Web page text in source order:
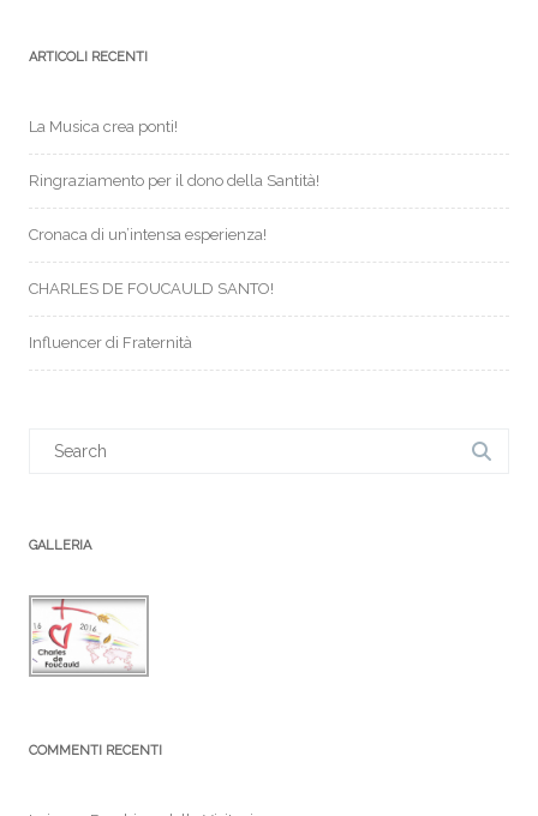
ARTICOLI RECENTI
La Musica crea ponti!
Ringraziamento per il dono della Santità!
Cronaca di un’intensa esperienza!
CHARLES DE FOUCAULD SANTO!
Influencer di Fraternità
GALLERIA
COMMENTI RECENTI